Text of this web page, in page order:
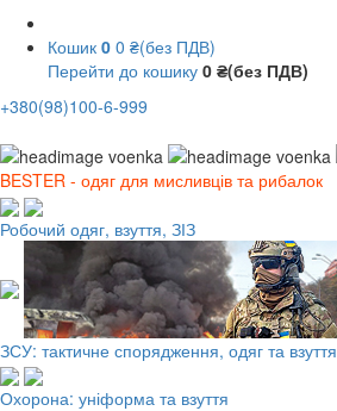
Кошик 0 0 ₴(без ПДВ)
Перейти до кошику 0 ₴(без ПДВ)
+380(98)100-6-999
BESTER - одяг для мисливців та рибалок
Робочий одяг, взуття, ЗІЗ
ЗСУ: тактичне спорядження, одяг та взуття
Охорона: уніформа та взуття